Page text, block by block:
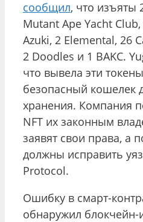
сообщил, что изъяты
Mutant Ape Yacht
Azuki, 2 Elemental, 26
2 Doodles и 1 BAKC.
что вывела эти
безопасный кошелек
хранения. Компания
NFT их законным
заявят свои права, а
должны исправить
Protocol.
Ошибку в смарт-
обнаружил блокчейн-